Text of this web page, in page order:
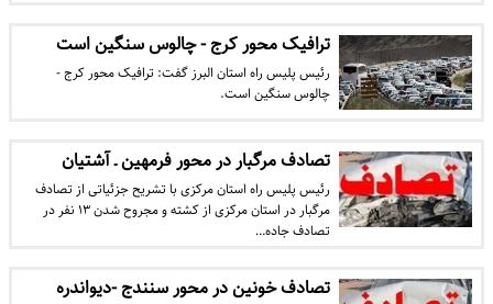
ترافیک محور کرج - چالوس سنگین است
رئیس پلیس راه استان البرز گفت: ترافیک محور کرج -
چالوس سنگین است.
تصادف مرگبار در محور فرمهین ـ آشتیان
​رئیس پلیس راه استان مرکزی با تشریح جزئیاتی از تصادف
مرگبار در استان مرکزی از کشته و مجروح شدن ۱۳ نفر در
تصادف جاده…
تصادف خونین در محور سنندج -دیواندره